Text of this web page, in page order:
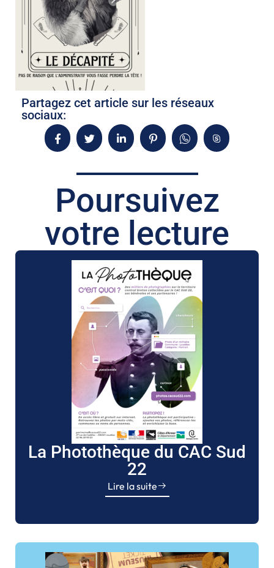
Partagez cet article sur les réseaux
sociaux:
Poursuivez
votre lecture
La Photothèque du CAC Sud
22
Lire la suite